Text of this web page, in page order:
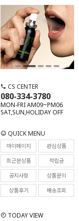
마이페이지
CS CENTER
080-334-3780
MON-FRI AM09~PM06
SAT,SUN,HOLIDAY OFF
QUICK MENU
마이페이지
관심상품
최근본상품
적립금
공지사항
상품문의
상품후기
배송조회
TODAY VIEW